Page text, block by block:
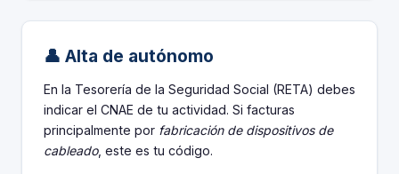
👤 Alta de autónomo
En la Tesorería de la Seguridad Social (RETA) debes
indicar el CNAE de tu actividad. Si facturas
principalmente por fabricación de dispositivos de
cableado, este es tu código.